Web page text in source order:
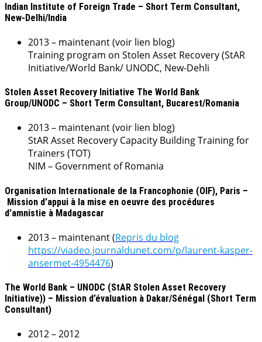
Indian Institute of Foreign Trade – Short Term Consultant,
New-Delhi/India
2013 – maintenant (voir lien blog)
Training program on Stolen Asset Recovery (StAR
Initiative/World Bank/ UNODC, New-Dehli
Stolen Asset Recovery Initiative The World Bank
Group/UNODC – Short Term Consultant, Bucarest/Romania
2013 – maintenant (voir lien blog)
StAR Asset Recovery Capacity Building Training for
Trainers (TOT)
NIM – Government of Romania
Organisation Internationale de la Francophonie (OIF), Paris –
Mission d’appui à la mise en oeuvre des procédures
d’amnistie à Madagascar
2013 – maintenant (Repris du blog
https://viadeo.journaldunet.com/p/laurent-kasper-
ansermet-4954476)
The World Bank – UNODC (StAR Stolen Asset Recovery
Initiative)) – Mission d’évaluation à Dakar/Sénégal (Short Term
Consultant)
2012–2012